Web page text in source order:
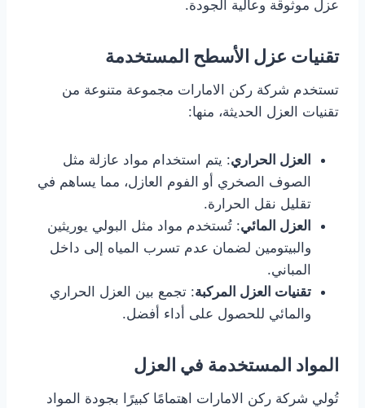
عزل موثوقة وعالية الجودة.
تقنيات عزل الأسطح المستخدمة
تستخدم شركة ركن الامارات مجموعة متنوعة من
تقنيات العزل الحديثة، منها:
العزل الحراري: يتم استخدام مواد عازلة مثل
الصوف الصخري أو الفوم العازل، مما يساهم في
تقليل نقل الحرارة.
العزل المائي: تُستخدم مواد مثل البولي يوريثين
والبيتومين لضمان عدم تسرب المياه إلى داخل
المباني.
تقنيات العزل المركبة: تجمع بين العزل الحراري
والمائي للحصول على أداء أفضل.
المواد المستخدمة في العزل
تُولي شركة ركن الامارات اهتمامًا كبيرًا بجودة المواد